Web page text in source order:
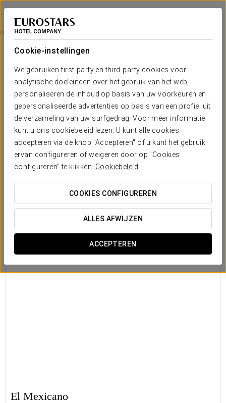
Cookie-instellingen
We gebruiken first-party en third-party cookies voor
analytische doeleinden over het gebruik van het web,
personaliseren de inhoud op basis van uw voorkeuren en
gepersonaliseerde advertenties op basis van een profiel uit
de verzameling van uw surfgedrag. Voor meer informatie
kunt u ons cookiebeleid lezen. U kunt alle cookies
accepteren via de knop "Accepteren" of u kunt het gebruik
ervan configureren of weigeren door op "Cookies
configureren" te klikken. Cookiebeleid
COOKIES CONFIGUREREN
ALLES AFWIJZEN
ACCEPTEREN
Exe Suites San Marino
MEXICO-STAD, CDMX
Horeca
El Mexicano